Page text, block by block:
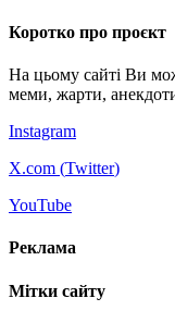
Коротко про проєкт
На цьому сайті Ви
меми, жарти,
Instagram
X.com (Twitter)
YouTube
Реклама
Мітки сайту